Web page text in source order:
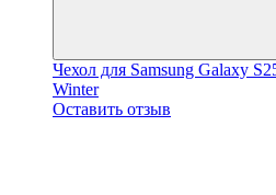
Чехол для Samsung Galaxy
Winter
Оставить отзыв